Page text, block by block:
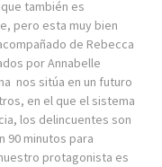
también es
pero esta muy bien
de Rebecca
por Annabelle
nos sitúa en un futuro
en el que el sistema
los delincuentes son
90 minutos para
protagonista es